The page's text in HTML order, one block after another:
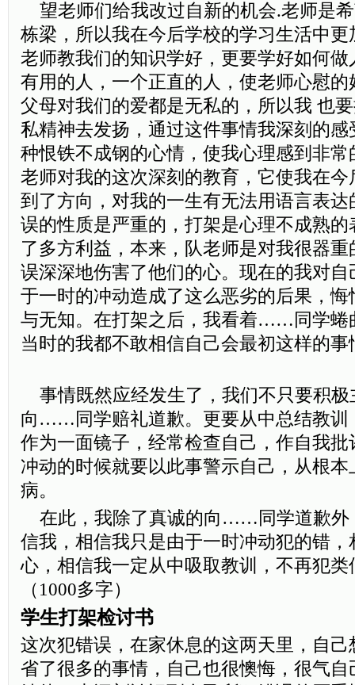
望老师们给我改过自新的机会.老师是
栋梁，所以我在今后学校的学习生活中
老师教我们的知识学好，更要学好如何
有用的人，一个正直的人，使老师心慰
父母对我们的爱都是无私的，所以我 也
私精神去发扬，通过这件事情我深刻的
种恨铁不成钢的心情，使我心理感到非
老师对我的这次深刻的教育，它使我在
到了方向，对我的一生有无法用语言表
误的性质是严重的，打架是心理不成熟
了多方利益，本来，队老师是对我很器
误深深地伤害了他们的心。现在的我对
于一时的冲动造成了这么恶劣的后果，
与无知。在打架之后，我看着……同学蜷
当时的我都不敢相信自己会最初这样的事
事情既然应经发生了，我们不只要积极
向……同学赔礼道歉。更要从中总结教训
作为一面镜子，经常检查自己，作自我
冲动的时候就要以此事警示自己，从根
病。
在此，我除了真诚的向……同学道歉外
信我，相信我只是由于一时冲动犯的错
心，相信我一定从中吸取教训，不
（1000多字）
学生打架检讨书
这次犯错误，在家休息的这两天里，自
省了很多的事情，自己也很懊悔，很气